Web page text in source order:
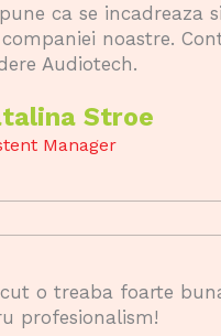
ca se incadreaza
noastre.
Audiotech.
Stroe
Manager
o treaba foarte
profesionalism!